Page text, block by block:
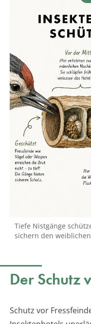
Tiefe Nistgänge
sichern den
Der Schutz
Schutz vor